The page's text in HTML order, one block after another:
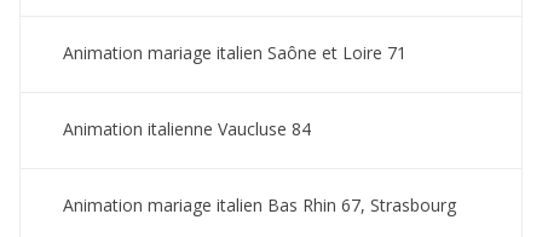
Animation mariage italien Saône et Loire 71
Animation italienne Vaucluse 84
Animation mariage italien Bas Rhin 67, Strasbourg